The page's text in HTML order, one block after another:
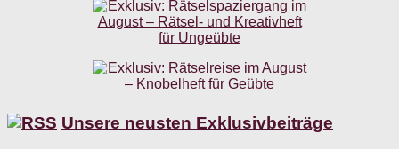
Unsere neusten Exklusivbeiträge